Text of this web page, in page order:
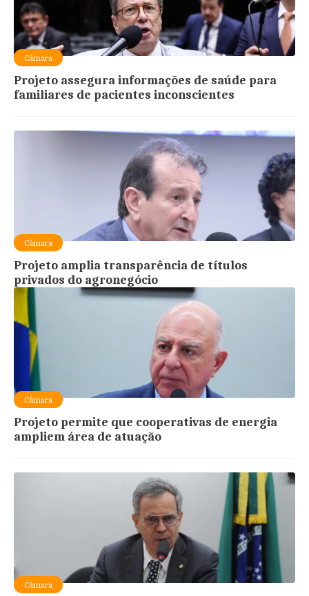
Câmara
Projeto assegura informações de saúde para
familiares de pacientes inconscientes
Câmara
Projeto amplia transparência de títulos
privados do agronegócio
Câmara
Projeto permite que cooperativas de energia
ampliem área de atuação
Câmara